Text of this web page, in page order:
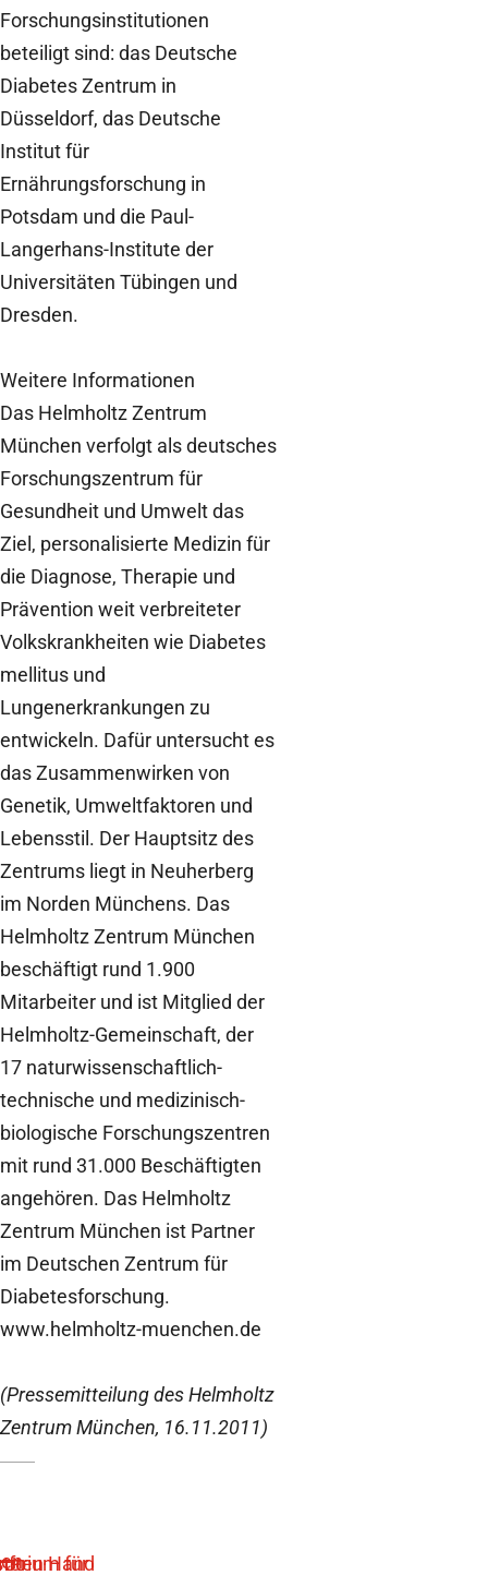
Forschungsinstitutionen
beteiligt sind: das Deutsche
Diabetes Zentrum in
Düsseldorf, das Deutsche
Institut für
Ernährungsforschung in
Potsdam und die Paul-
Langerhans-Institute der
Universitäten Tübingen und
Dresden.
Weitere Informationen
Das Helmholtz Zentrum
München verfolgt als deutsches
Forschungszentrum für
Gesundheit und Umwelt das
Ziel, personalisierte Medizin für
die Diagnose, Therapie und
Prävention weit verbreiteter
Volkskrankheiten wie Diabetes
mellitus und
Lungenerkrankungen zu
entwickeln. Dafür untersucht es
das Zusammenwirken von
Genetik, Umweltfaktoren und
Lebensstil. Der Hauptsitz des
Zentrums liegt in Neuherberg
im Norden Münchens. Das
Helmholtz Zentrum München
beschäftigt rund 1.900
Mitarbeiter und ist Mitglied der
Helmholtz-Gemeinschaft, der
17 naturwissenschaftlich-
technische und medizinisch-
biologische Forschungszentren
mit rund 31.000 Beschäftigten
angehören. Das Helmholtz
Zentrum München ist Partner
im Deutschen Zentrum für
Diabetesforschung.
www.helmholtz-muenchen.de
(Pressemitteilung des Helmholtz
Zentrum München, 16.11.2011)